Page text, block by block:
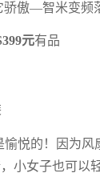
元有品
悦的！因为
小女子也可以